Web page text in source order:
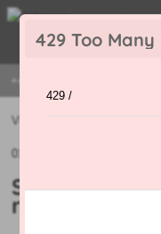
429 Too
429 /
+421 915 420 295 | PON -
Vijesti »Savjeti kako
01.12.2022
Savjeti kako
različite vrste